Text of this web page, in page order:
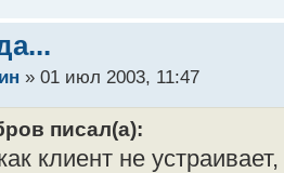
» 01 июл 2003, 11:47
писал(а):
клиент не